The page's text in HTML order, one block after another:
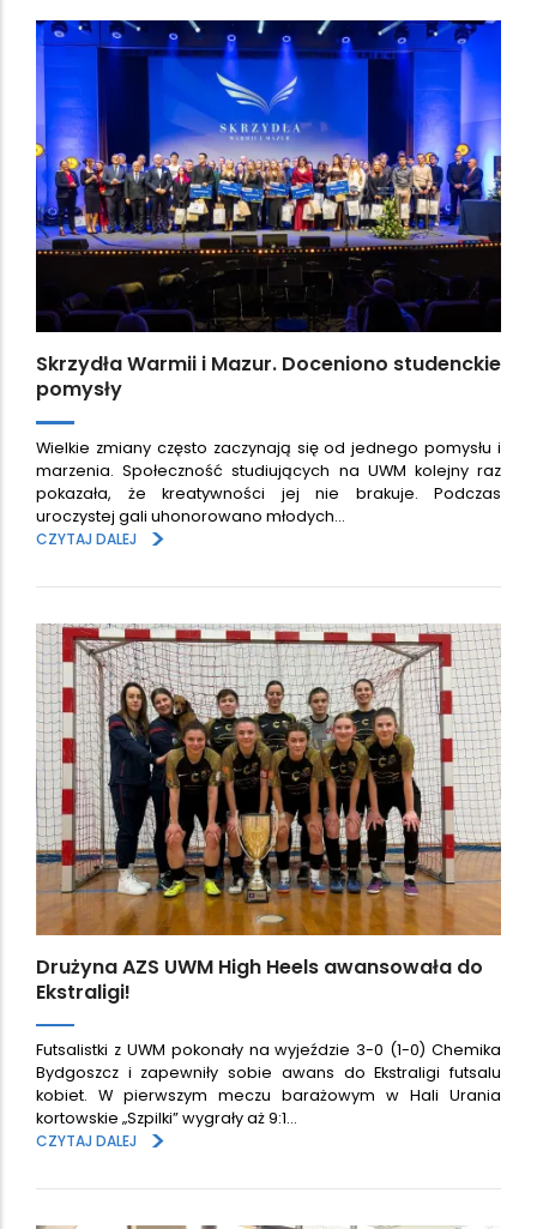
Skrzydła Warmii i Mazur. Doceniono studenckie
pomysły
Wielkie zmiany często zaczynają się od jednego pomysłu i
marzenia. Społeczność studiujących na UWM kolejny raz
pokazała, że kreatywności jej nie brakuje. Podczas
uroczystej gali uhonorowano młodych…
CZYTAJ DALEJ
>
Drużyna AZS UWM High Heels awansowała do
Ekstraligi!
Futsalistki z UWM pokonały na wyjeździe 3-0 (1-0) Chemika
Bydgoszcz i zapewniły sobie awans do Ekstraligi futsalu
kobiet. W pierwszym meczu barażowym w Hali Urania
kortowskie „Szpilki” wygrały aż 9:1…
CZYTAJ DALEJ
>